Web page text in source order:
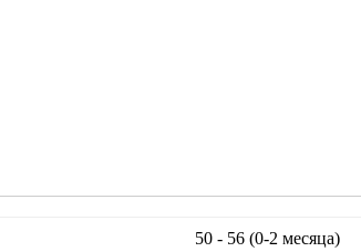
50 - 56 (0-2 месяца)